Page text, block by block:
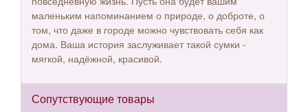
маленьким напоминанием о природе, о доброте, о
том, что даже в городе можно чувствовать себя как
дома. Ваша история заслуживает такой сумки -
мягкой, надёжной, красивой.
Сопутствующие товары